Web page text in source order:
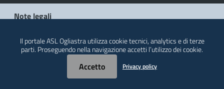
Note legali
Contatti
© 2026 Regione Autonoma della Sardegna
Il portale ASL Ogliastra utilizza cookie tecnici, analytics e di terze
parti. Proseguendo nella navigazione accetti l’utilizzo dei cookie.
Accetto Privacy policy